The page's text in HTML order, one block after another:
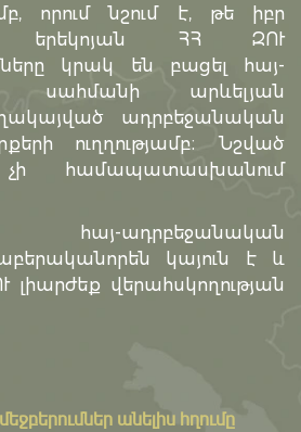
որում նշում է, թե իբր
երեկոյան ՀՀ ԶՈՒ
կրակ են բացել հայ-
սահմանի արևելյան
ադրբեջանական
ուղղությամբ։ Նշված
չի համապատասխանում
հայ-ադրբեջանական
կայուն է և
լիարժեք վերահսկողության
անելիս հղումը